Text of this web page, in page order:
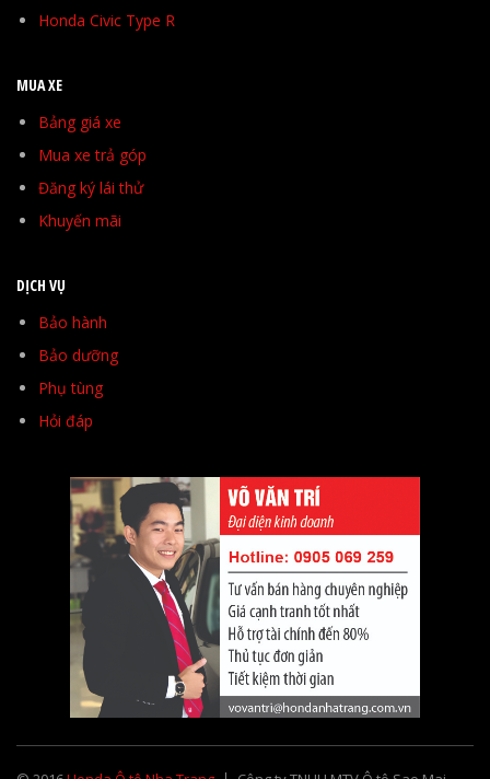
Honda Civic Type R
MUA XE
Bảng giá xe
Mua xe trả góp
Đăng ký lái thử
Khuyến mãi
DỊCH VỤ
Bảo hành
Bảo dưỡng
Phụ tùng
Hỏi đáp